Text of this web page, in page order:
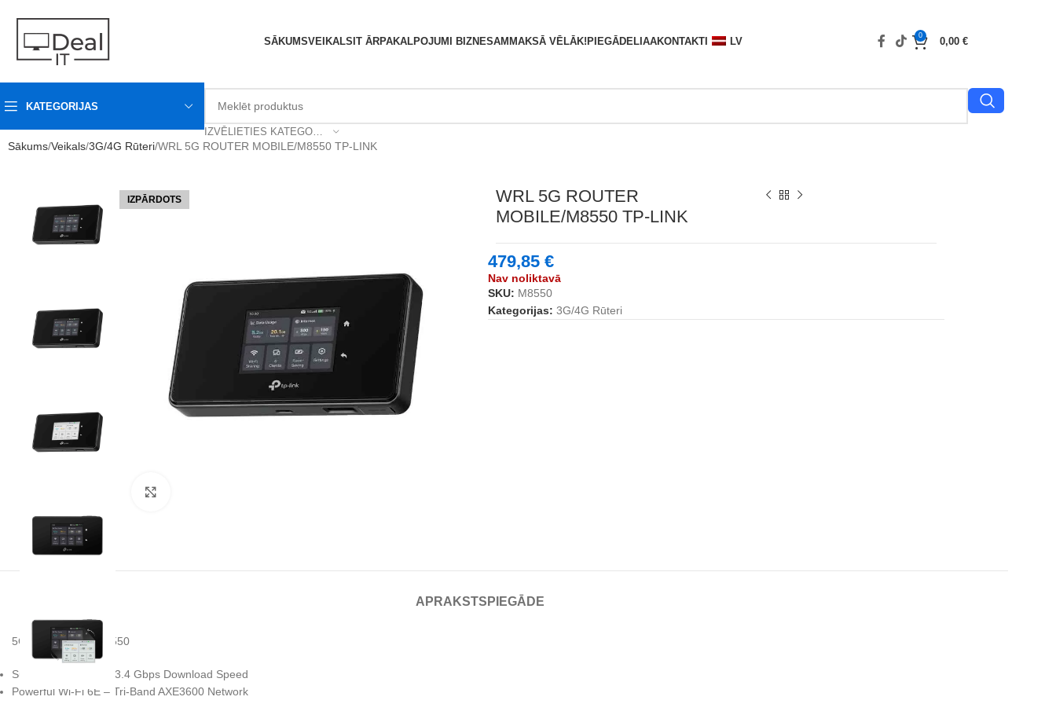
SĀKUMSVEIKALS IT ĀRPAKALPOJUMI BIZNESAM MAKSĀ VĒLĀK! PIEGĀDELIAAKONTAKTI LV
0
0,00 €
KATEGORIJAS
IZVĒLIETIES KATEGORIJU
Sākums Veikals 3G/4G Rūteri WRL 5G ROUTER MOBILE/M8550 TP-LINK
IZPĀRDOTS
WRL 5G ROUTER
MOBILE/M8550 TP-LINK
479,85 €
Nav noliktavā
SKU: M8550
Kategorijas: 3G/4G Rūteri
APRAKSTS PIEGĀDE
5G Mobile Wi-Fi M8550
Superior 5G – Up to 3.4 Gbps Download Speed
Powerful Wi-Fi 6E – Tri-Band AXE3600 Network